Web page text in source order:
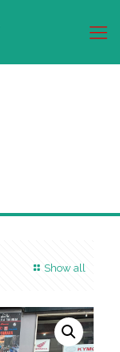
Show all